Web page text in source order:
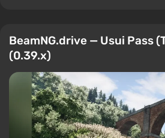
BeamNG.drive — Usui Pass
(0.39.x)